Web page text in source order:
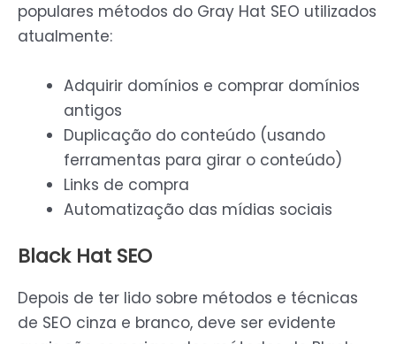
populares métodos do Gray Hat SEO utilizados
atualmente:
Adquirir domínios e comprar domínios
antigos
Duplicação do conteúdo (usando
ferramentas para girar o conteúdo)
Links de compra
Automatização das mídias sociais
Black Hat SEO
Depois de ter lido sobre métodos e técnicas
de SEO cinza e branco, deve ser evidente